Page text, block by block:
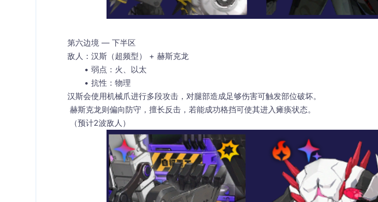
第六边境 — 下半区
敌人：汉斯（超频型） + 赫斯克龙
弱点：火、以太
抗性：物理
汉斯会使用机械爪进行多段攻击，对腿部造成足够伤害可触发部位破坏。
赫斯克龙则偏向防守，擅长反击，若能成功格挡可使其进入瘫痪状态。
（预计2波敌人）